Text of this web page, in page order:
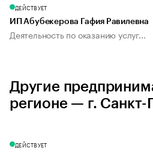
ДЕЙСТВУЕТ
ИП Абубекерова Гафия Равилевна
Деятельность по оказанию услуг...
Другие
регионе — г. Санкт-
ДЕЙСТВУЕТ